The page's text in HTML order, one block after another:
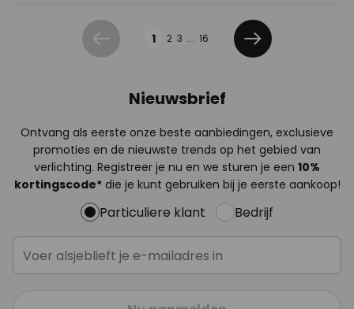
Vorige 1 2 3 ... 16
Volgende
Nieuwsbrief
Ontvang als eerste onze beste aanbiedingen, exclusieve
promoties en de nieuwste trends op het gebied van
verlichting. Registreer je nu en we sturen je een 10%
kortingscode*die je kunt gebruiken bij je eerste aankoop!
Particuliere klant Bedrijf